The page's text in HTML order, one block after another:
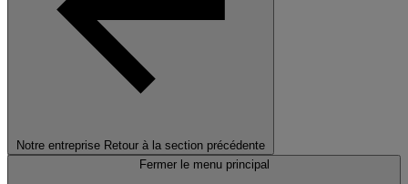
Notre entreprise Retour à la section précédente
Fermer le menu principal